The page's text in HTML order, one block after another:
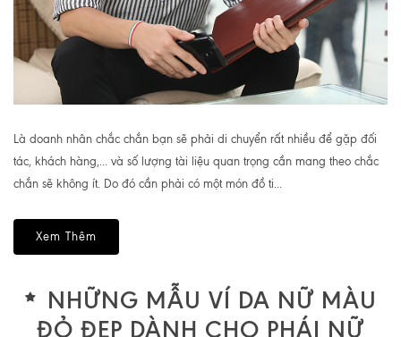
Là doanh nhân chắc chắn bạn sẽ phải di chuyển rất nhiều để gặp đối
tác, khách hàng,... và số lượng tài liệu quan trọng cần mang theo chắc
chắn sẽ không ít. Do đó cần phải có một món đồ ti...
Xem Thêm
NHỮNG MẪU VÍ DA NỮ MÀU
ĐỎ ĐẸP DÀNH CHO PHÁI NỮ